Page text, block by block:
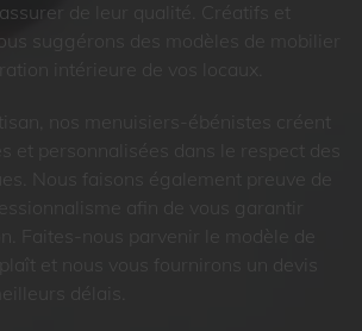
de leur qualité. Créatifs et
suggérons des modèles de mobilier
intérieure de vos locaux.
nos menuisiers-ébénistes créent
et personnalisées dans le respect des
Nous faisons également preuve de
afin de vous garantir
Faites-nous parvenir le modèle de
et nous vous fournirons un devis
délais.